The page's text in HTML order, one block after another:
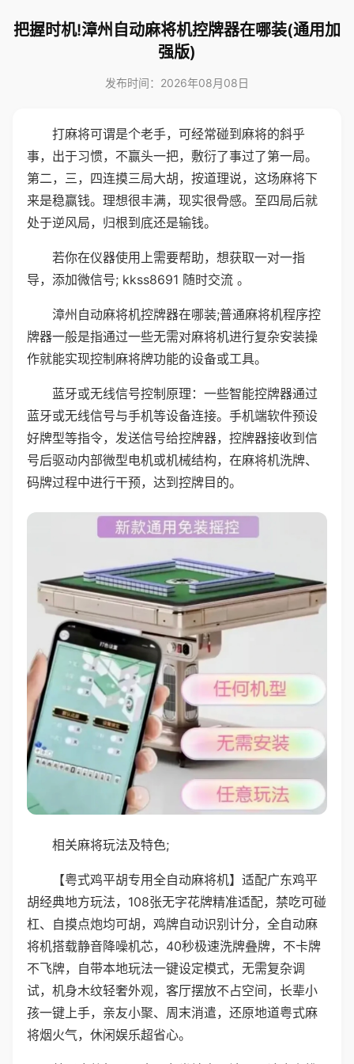
把握时机!漳州自动麻将机控牌器在哪装(通用加
强版)
发布时间：2026年08月08日
打麻将可谓是个老手，可经常碰到麻将的斜乎
事，出于习惯，不赢头一把，敷衍了事过了第一局。
第二，三，四连摸三局大胡，按道理说，这场麻将下
来是稳赢钱。理想很丰满，现实很骨感。至四局后就
处于逆风局，归根到底还是输钱。
若你在仪器使用上需要帮助，想获取一对一指
导，添加微信号; kkss8691 随时交流 。
漳州自动麻将机控牌器在哪装;普通麻将机程序控
牌器一般是指通过一些无需对麻将机进行复杂安装操
作就能实现控制麻将牌功能的设备或工具。
蓝牙或无线信号控制原理：一些智能控牌器通过
蓝牙或无线信号与手机等设备连接。手机端软件预设
好牌型等指令，发送信号给控牌器，控牌器接收到信
号后驱动内部微型电机或机械结构，在麻将机洗牌、
码牌过程中进行干预，达到控牌目的。
相关麻将玩法及特色;
【粤式鸡平胡专用全自动麻将机】适配广东鸡平
胡经典地方玩法，108张无字花牌精准适配，禁吃可碰
杠、自摸点炮均可胡，鸡牌自动识别计分，全自动麻
将机搭载静音降噪机芯，40秒极速洗牌叠牌，不卡牌
不飞牌，自带本地玩法一键设定模式，无需复杂调
试，机身木纹轻奢外观，客厅摆放不占空间，长辈小
孩一键上手，亲友小聚、周末消遣，还原地道粤式麻
将烟火气，休闲娱乐超省心。